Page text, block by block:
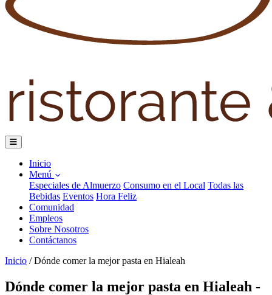
Inicio
Menú
Especiales de Almuerzo Consumo en el Local Todas las
Bebidas Eventos Hora Feliz
Comunidad
Empleos
Sobre Nosotros
Contáctanos
Inicio / Dónde comer la mejor pasta en Hialeah
Dónde comer la mejor pasta en Hialeah -